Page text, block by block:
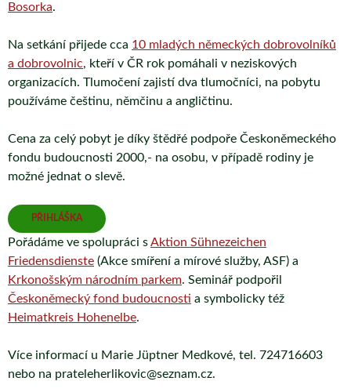
Bosorka.
Na setkání přijede cca 10 mladých německých dobrovolníků
a dobrovolnic, kteří v ČR rok pomáhali v neziskových
organizacích. Tlumočení zajistí dva tlumočníci, na pobytu
používáme češtinu, němčinu a angličtinu.
Cena za celý pobyt je díky štědřé podpoře Českoněmeckého
fondu budoucnosti 2000,- na osobu, v případě rodiny je
možné jednat o slevě.
PŘIHLÁŠKA
Pořádáme ve spolupráci sAktion Sühnezeichen
Friedensdienste (Akce smíření a mírové služby, ASF) a
Krkonošským národním parkem. Seminář podpořil
Českoněmecký fond budoucnosti a symbolicky též
Heimatkreis Hohenelbe.
Více informací u Marie Jüptner Medkové, tel. 724716603
nebo na prateleherlikovic@seznam.cz.